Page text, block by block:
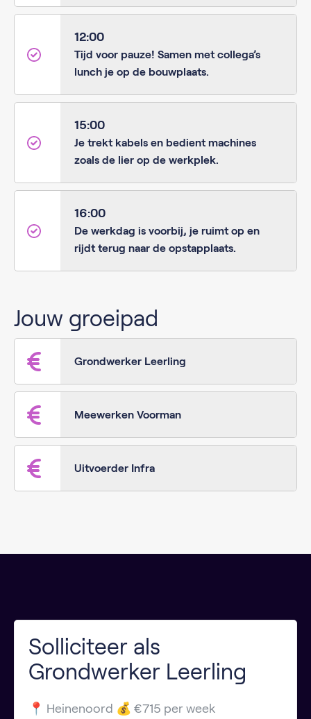
12:00
Tijd voor pauze! Samen met collega’s
lunch je op de bouwplaats.
15:00
Je trekt kabels en bedient machines
zoals de lier op de werkplek.
16:00
De werkdag is voorbij, je ruimt op en
rijdt terug naar de opstapplaats.
Jouw groeipad
Grondwerker Leerling
Meewerken Voorman
Uitvoerder Infra
Solliciteer als
Grondwerker Leerling
📍 Heinenoord 💰 €715 per week